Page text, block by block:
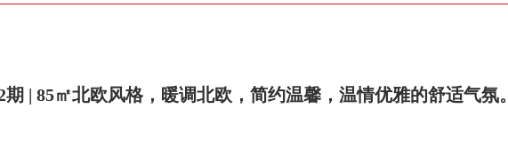
期 | 85㎡北欧风格，暖调北欧，简约温馨，温情优雅的舒适气氛。